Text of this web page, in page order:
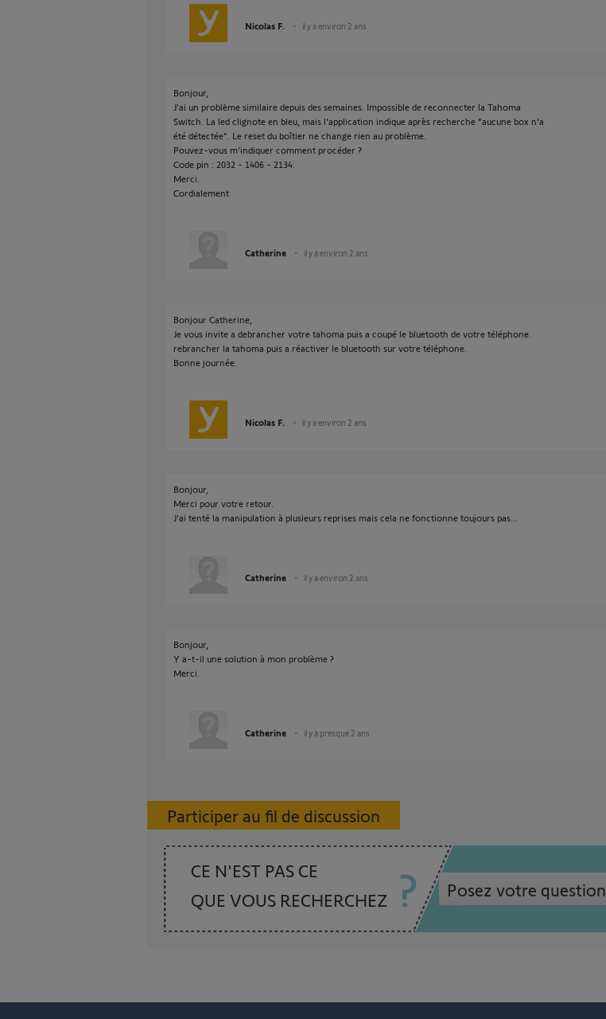
Nicolas F. il y a environ 2 ans
Bonjour,
J'ai un problème similaire depuis des semaines. Impossible de reconnecter la Tahoma
Switch. La led clignote en bleu, mais l'application indique après recherche "aucune box n'a
été détectée". Le reset du boîtier ne change rien au problème.
Pouvez-vous m'indiquer comment procéder ?
Code pin : 2032 - 1406 - 2134.
Merci.
Cordialement
Catherine il y a environ 2 ans
Bonjour Catherine,
Je vous invite a debrancher votre tahoma puis a coupé le bluetooth de votre téléphone.
rebrancher la tahoma puis a réactiver le bluetooth sur votre téléphone.
Bonne journée.
Nicolas F. il y a environ 2 ans
Bonjour,
Merci pour votre retour.
J'ai tenté la manipulation à plusieurs reprises mais cela ne fonctionne toujours pas...
Catherine il y a environ 2 ans
Bonjour,
Y a-t-il une solution à mon problème ?
Merci.
Catherine il y a presque 2 ans
Participer au fil de discussion
CE N'EST PAS CE
QUE VOUS RECHERCHEZ
Posez votre question